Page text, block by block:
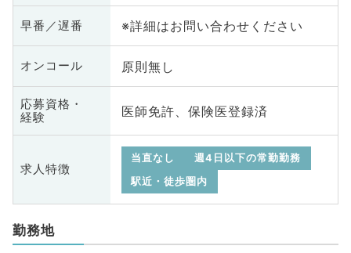
早番／遅番 ※詳細はお問い合わせください
オンコール 原則無し
応募資格・
経験
医師免許、保険医登録済
求人特徴
当直なし
週4日以下の常勤勤務
駅近・徒歩圏内
勤務地